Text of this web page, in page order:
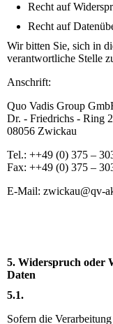
Recht auf
Recht auf
Wir bitten Sie, sich in
verantwortliche Stelle
Anschrift:
Quo Vadis Group
Dr. - Friedrichs - Ring
08056 Zwickau
Tel.: ++49 (0) 375 –
Fax: ++49 (0) 375 –
E-Mail: zwickau@qv-
5. Widerspruch oder
Daten
5.1.
Sofern die